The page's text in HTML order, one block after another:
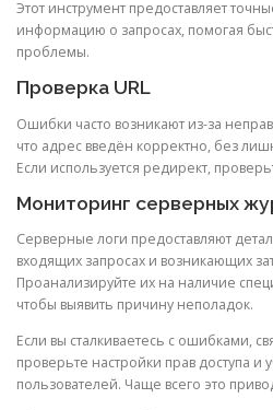
Этот инструмент предоставляет
информацию о запросах, помогая
проблемы.
Проверка URL
Ошибки часто возникают из-за
что адрес введён корректно, без
Если используется редирект,
Мониторинг серверных
Серверные логи предоставляют
входящих запросах и возникающих
Проанализируйте их на наличие
чтобы выявить причину неполадок.
Если вы сталкиваетесь с ошибками,
проверьте настройки прав доступа и
пользователей. Чаще всего это